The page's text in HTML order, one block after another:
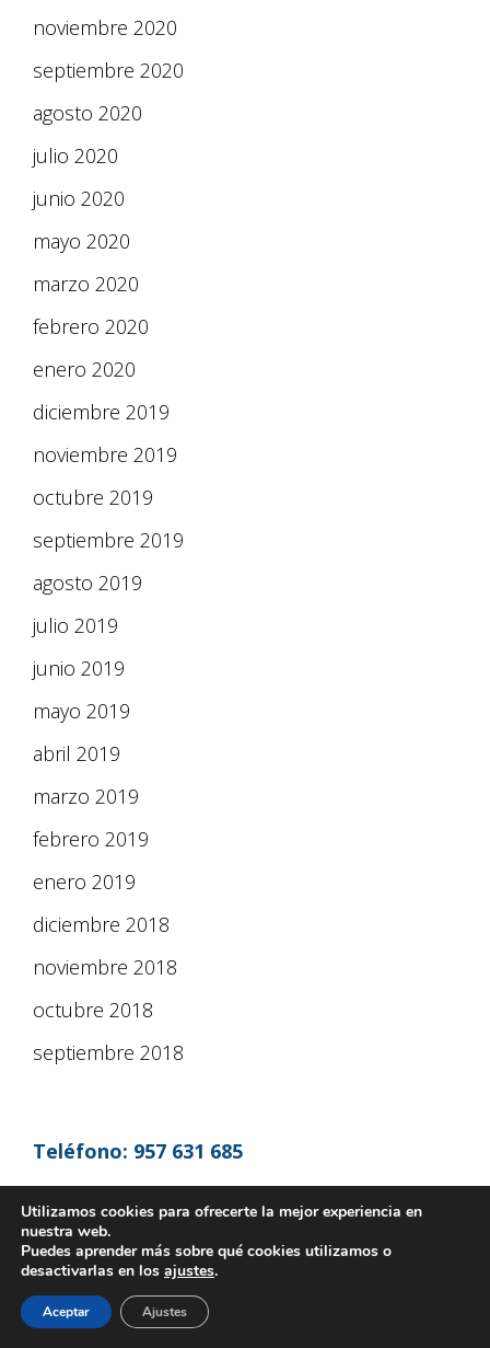
noviembre 2020
septiembre 2020
agosto 2020
julio 2020
junio 2020
mayo 2020
marzo 2020
febrero 2020
enero 2020
diciembre 2019
noviembre 2019
octubre 2019
septiembre 2019
agosto 2019
julio 2019
junio 2019
mayo 2019
abril 2019
marzo 2019
febrero 2019
enero 2019
diciembre 2018
noviembre 2018
octubre 2018
septiembre 2018
Teléfono: 957 631 685
Utilizamos cookies para ofrecerte la mejor experiencia en
nuestra web.
Puedes aprender más sobre qué cookies utilizamos o
desactivarlas en los ajustes.
Aceptar Ajustes